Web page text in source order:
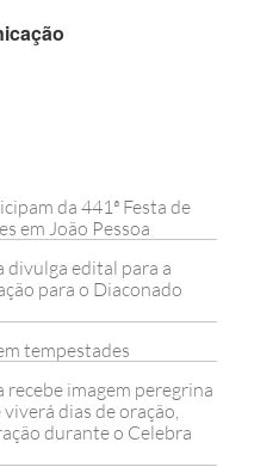
da 441ª Festa de
em João Pessoa
divulga edital para a
para o Diaconado
tempestades
imagem peregrina
dias de oração,
durante o Celebra